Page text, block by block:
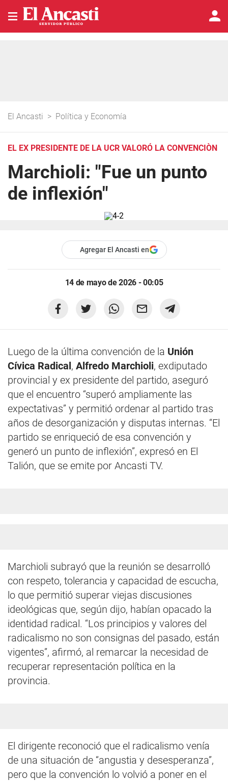
El Ancasti > Política y Economía
EL EX PRESIDENTE DE LA UCR VALORÓ LA CONVENCIÒN
Marchioli: "Fue un punto
de inflexión"
Agregar El Ancasti en
14 de mayo de 2026 - 00:05
Luego de la última convención de la Unión
Cívica Radical , Alfredo Marchioli, exdiputado
provincial y ex presidente del partido, aseguró
que el encuentro “superó ampliamente las
expectativas” y permitió ordenar al partido tras
años de desorganización y disputas internas. “El
partido se enriqueció de esa convención y
generó un punto de inflexión”, expresó en El
Talión, que se emite por Ancasti TV.
Marchioli subrayó que la reunión se desarrolló
con respeto, tolerancia y capacidad de escucha,
lo que permitió superar viejas discusiones
ideológicas que, según dijo, habían opacado la
identidad radical. “Los principios y valores del
radicalismo no son consignas del pasado, están
vigentes”, afirmó, al remarcar la necesidad de
recuperar representación política en la
provincia.
El dirigente reconoció que el radicalismo venía
de una situación de “angustia y desesperanza”,
pero que la convención lo volvió a poner en el